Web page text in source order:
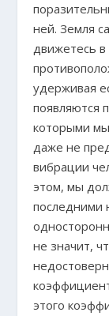
ней. Земля
движетесь
удерживая
появляются
которыми
даже не
вибрации
этом, мы
последними
не значит,
этого